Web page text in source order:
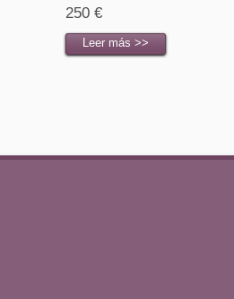
250 €
Leer más >>